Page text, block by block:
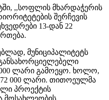
,,სოფლის მხარდაჭერის
შერჩევის
13-დან 22
მუნიციპალიტეტს
ლარი გამოეყო. ხოლო,
000 ლარი. თითოეულმა
პროექტის
მოსახლეობის